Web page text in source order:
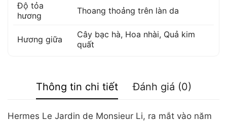
Độ tỏa
hương
Thoang thoảng trên làn da
Hương giữa Cây bạc hà, Hoa nhài, Quả kim
quất
Thông tin chi tiết Đánh giá (0)
Hermes Le Jardin de Monsieur Li, ra mắt vào năm